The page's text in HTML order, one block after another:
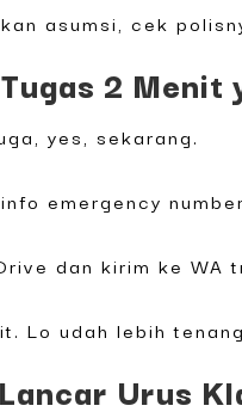
asumsi, cek
2 Menit
yes, sekarang.
emergency
dan kirim ke WA
Lo udah lebih
Urus